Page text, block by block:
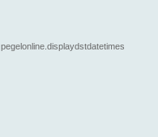
pegelonline.displaydstdatetimes